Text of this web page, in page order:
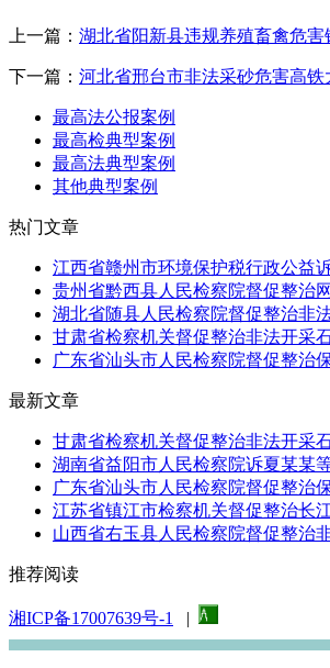
上一篇： 湖北省阳新县违规养殖畜禽危
下一篇： 河北省邢台市非法采砂危害高
最高法公报案例
最高检典型案例
最高法典型案例
其他典型案例
热门文章
江西省赣州市环境保护税行政公益
贵州省黔西县人民检察院督促整治
湖北省随县人民检察院督促整治非
甘肃省检察机关督促整治非法开采
广东省汕头市人民检察院督促整治
最新文章
甘肃省检察机关督促整治非法开采
湖南省益阳市人民检察院诉夏某某
广东省汕头市人民检察院督促整治
江苏省镇江市检察机关督促整治长
山西省右玉县人民检察院督促整治
推荐阅读
湘ICP备17007639号-1 |